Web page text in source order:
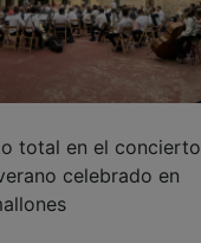
total en el concierto
celebrado en